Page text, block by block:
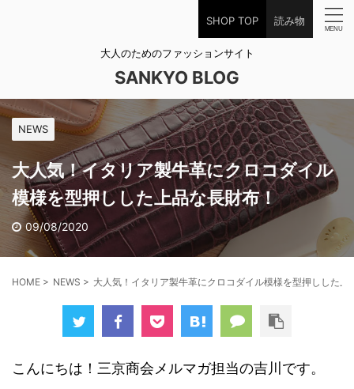
SHOP TOP 読み物
大人のためのファッションサイト
SANKYO BLOG
NEWS
大人気！イタリア製牛革にクロコダイル
模様を型押しした上品な長財布！
09/08/2020
HOME > NEWS > 大人気！イタリア製牛革にクロコダイル模様を型押しした上
こんにちは！三京商会メルマガ担当の吉川です。